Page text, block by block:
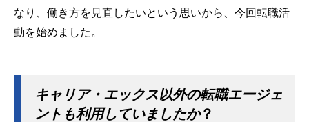
なり、働き方を見直したいという思いから、今回転職活
動を始めました。
キャリア・エックス以外の転職エージェ
ントも利用していましたか？